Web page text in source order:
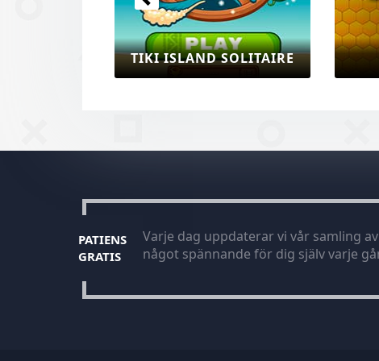
BEEHIVE BLITZ
PATIENS
GRATIS
Varje dag uppdaterar vi vår samling
något spännande för dig själv varje